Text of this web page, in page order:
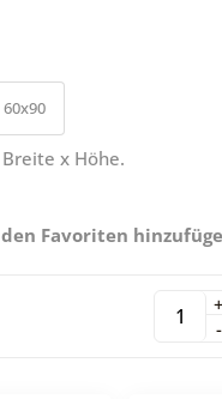
60x90
x Höhe.
Favoriten
-
+